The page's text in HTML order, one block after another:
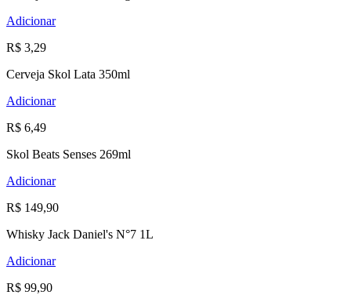
Adicionar
R$ 3,29
Cerveja Skol Lata 350ml
Adicionar
R$ 6,49
Skol Beats Senses 269ml
Adicionar
R$ 149,90
Whisky Jack Daniel's N°7 1L
Adicionar
R$ 99,90